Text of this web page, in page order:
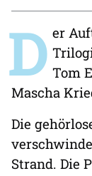
D er
Tom
Mascha
Die
Strand. Die